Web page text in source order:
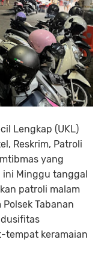
Lengkap (UKL)
Reskrim, Patroli
yang
ini Minggu tanggal
patroli malam
Tabanan
tempat keramaian